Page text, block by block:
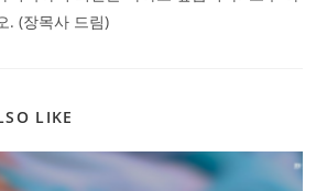
. (장목사 드림)
LIKE